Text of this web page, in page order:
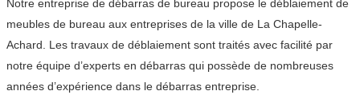
Notre entreprise de débarras de bureau propose le déblaiement de
meubles de bureau aux entreprises de la ville de La Chapelle-
Achard. Les travaux de déblaiement sont traités avec facilité par
notre équipe d’experts en débarras qui possède de nombreuses
années d’expérience dans le débarras entreprise.